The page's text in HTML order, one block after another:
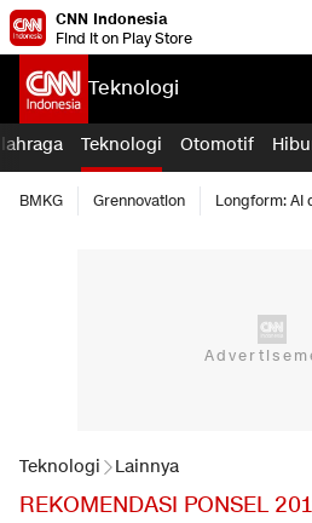
CNN Indonesia
Find it on Play Store
Teknologi
Teknologi Otomotif
BMKG Grennovation Longform: AI
Teknologi Lainnya
REKOMENDASI PONSEL